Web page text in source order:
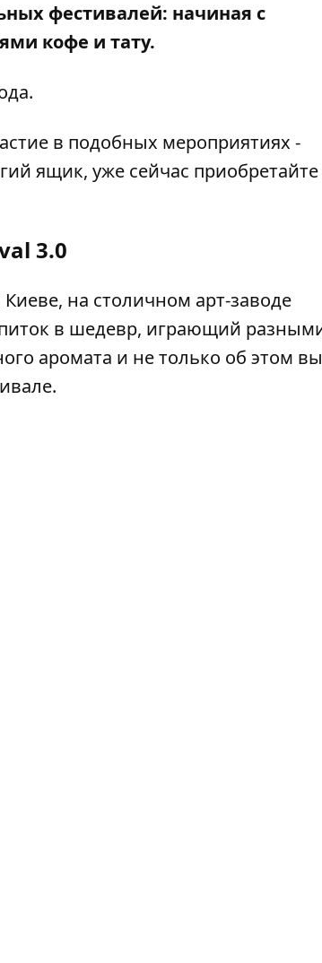
фестивалей: начиная с
кофе и тату.
в подобных мероприятиях -
ящик, уже сейчас приобретайте
3.0
Киеве, на столичном арт-заводе
в шедевр, играющий
аромата и не только об этом вы